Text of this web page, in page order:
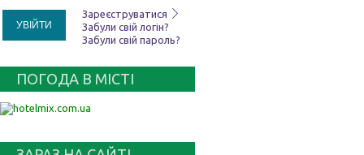
УВІЙТИ
Зареєструватися
Забули свій логін?
Забули свій пароль?
ПОГОДА В МІСТІ